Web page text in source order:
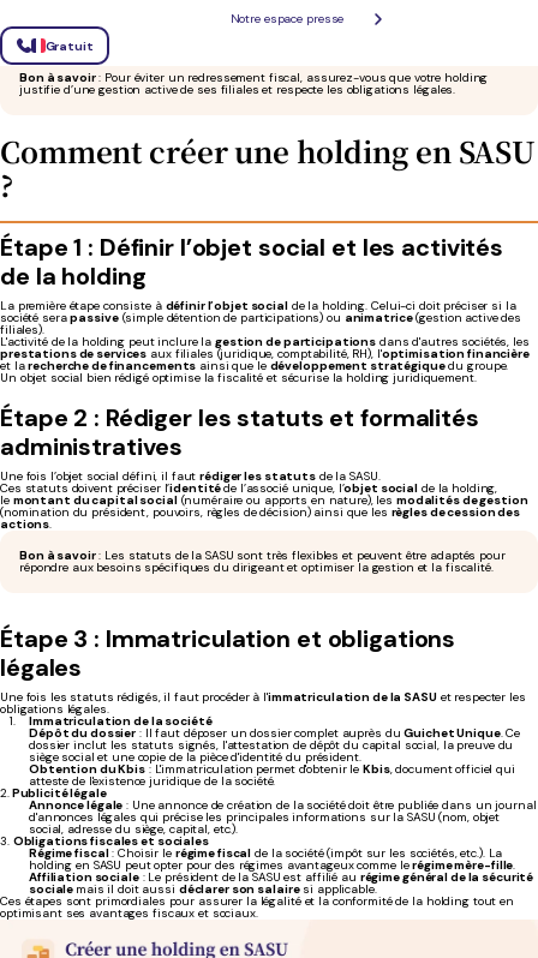
Notre espace presse
Gratuit
certains services (comptabilité, juridique, RH) et
des filiales en redistribuant les fonds.
Une holding en SASU est donc un levier efficace pour réduire l’impôt, structurer son patrimoine
et optimiser la gestion d’un groupe d’entreprises.
Bon à savoir: Pour éviter un redressement fiscal, assurez-vous que votre holding
justifie d’une gestion active de ses filiales et respecte les obligations légales.
Comment créer une holding en SASU
?
Étape 1 : Définir l’objet social et les activités
de la holding
La première étape consiste à définir l’objet socialde la holding. Celui-ci doit préciser si la
société serapassive(simple détention de participations) ou animatrice(gestion active des
filiales).
L'activité de la holding peut inclure lagestion de participations dans d'autres sociétés, les
prestations de services aux filiales (juridique, comptabilité, RH), l'optimisation financière
et larecherche de financements ainsi que le développement stratégiquedu groupe.
Un objet social bien rédigé optimise la fiscalité et sécurise la holding juridiquement.
Étape 2 : Rédiger les statuts et formalités
administratives
Une fois l’objet social défini, il fautrédiger les statutsde la SASU.
Ces statuts doivent préciser l’identitéde l’associé unique, l’objet social de la holding,
le montant du capital social(numéraire ou apports en nature), les modalités de gestion
(nomination du président, pouvoirs, règles de décision) ainsi que les règles de cession des
actions.
Bon à savoir: Les statuts de la SASU sont très flexibles et peuvent être adaptés pour
répondre aux besoins spécifiques du dirigeant et optimiser la gestion et la fiscalité.
Étape 3 : Immatriculation et obligations
légales
Une fois les statuts rédigés, il faut procéder à l'immatriculation de la SASUet respecter les
obligations légales.
Immatriculation de la société
Dépôt du dossier : Il faut déposer un dossier complet auprès duGuichet Unique. Ce
dossier inclut les statuts signés, l'attestation de dépôt du capital social, la preuve du
siège social et une copie de la pièce d'identité du président.
Obtention du Kbis: L'immatriculation permet d'obtenir leKbis, document officiel qui
atteste de l'existence juridique de la société.
2.Publicité légale
Annonce légale : Une annonce de création de la société doit être publiée dans un journal
d'annonces légales qui précise les principales informations sur la SASU (nom, objet
social, adresse du siège, capital, etc.).
3. Obligations fiscales et sociales
Régime fiscal: Choisir le régime fiscal de la société (impôt sur les sociétés, etc.). La
holding en SASU peut opter pour des régimes avantageux comme lerégime mère-fille.
Affiliation sociale: Le président de la SASU est affilié au régime général de la sécurité
sociale mais il doit aussi déclarer son salairesi applicable.
Ces étapes sont primordiales pour assurer la légalité et la conformité de la holding tout en
optimisant ses avantages fiscaux et sociaux.